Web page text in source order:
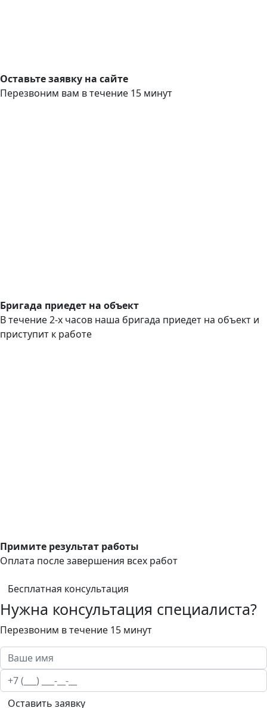
Оставьте заявку на сайте
Перезвоним вам в течение 15 минут
Бригада приедет на объект
В течение 2-х часов наша бригада приедет на объект и
приступит к работе
Примите результат работы
Оплата после завершения всех работ
Бесплатная консультация
Нужна консультация специалиста?
Перезвоним в течение 15 минут
Оставить заявку